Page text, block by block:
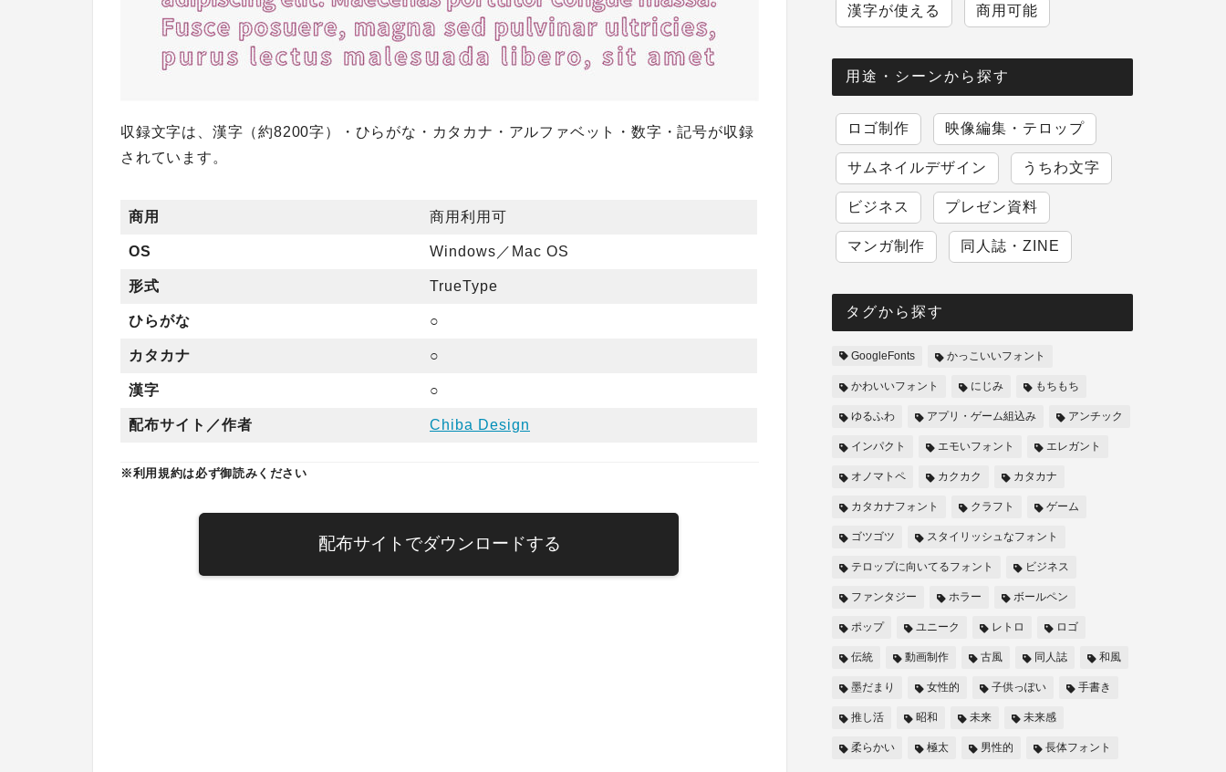
収録文字は、漢字（約8200字）・ひらがな・カタカナ・アルファベット・数字・記号が収録
されています。
商用 商用利用可
OS Windows／Mac OS
形式 TrueType
ひらがな ○
カタカナ ○
漢字 ○
配布サイト／作者 Chiba Design
※利用規約は必ず御読みください
配布サイトでダウンロードする
漢字が使える 商用可能
用途・シーンから探す
ロゴ制作 映像編集・テロップ
サムネイルデザイン うちわ文字
ビジネス プレゼン資料
マンガ制作 同人誌・ZINE
タグから探す
GoogleFonts かっこいいフォント
かわいいフォント にじみ もちもち
ゆるふわ アプリ・ゲーム組込み アンチック
インパクト エモいフォント エレガント
オノマトペ カクカク カタカナ
カタカナフォント クラフト ゲーム
ゴツゴツ スタイリッシュなフォント
テロップに向いてるフォント ビジネス
ファンタジー ホラー ボールペン
ポップ ユニーク レトロ ロゴ
伝統 動画制作 古風 同人誌 和風
墨だまり 女性的 子供っぽい 手書き
推し活 昭和 未来 未来感
柔らかい 極太 男性的 長体フォント